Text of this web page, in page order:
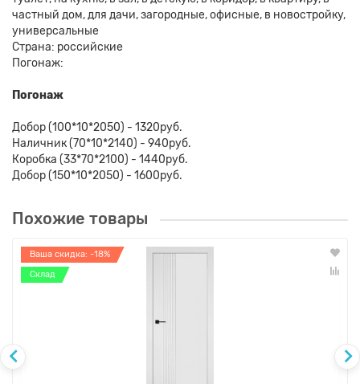
частный дом, для дачи, загородные, офисные, в новостройку,
универсальные
Страна: российские
Погонаж:
Погонаж
Добор (100*10*2050) - 1320руб.
Наличник (70*10*2140) - 940руб.
Коробка (33*70*2100) - 1440руб.
Добор (150*10*2050) - 1600руб.
Похожие товары
Ваша скидка: -18%
Склад